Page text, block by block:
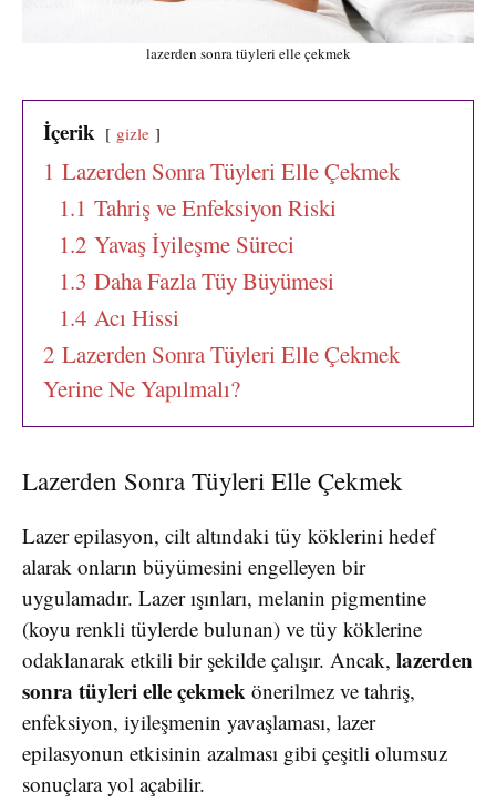
lazerden sonra tüyleri elle çekmek
İçerik gizle
1 Lazerden Sonra Tüyleri Elle Çekmek
1.1 Tahriş ve Enfeksiyon Riski
1.2 Yavaş İyileşme Süreci
1.3 Daha Fazla Tüy Büyümesi
1.4 Acı Hissi
2 Lazerden Sonra Tüyleri Elle Çekmek
Yerine Ne Yapılmalı?
Lazerden Sonra Tüyleri Elle Çekmek
Lazer epilasyon, cilt altındaki tüy köklerini hedef
alarak onların büyümesini engelleyen bir
uygulamadır. Lazer ışınları, melanin pigmentine
(koyu renkli tüylerde bulunan) ve tüy köklerine
odaklanarak etkili bir şekilde çalışır. Ancak, lazerden
sonra tüyleri elle çekmek önerilmez ve tahriş,
enfeksiyon, iyileşmenin yavaşlaması, lazer
epilasyonun etkisinin azalması gibi çeşitli olumsuz
sonuçlara yol açabilir.